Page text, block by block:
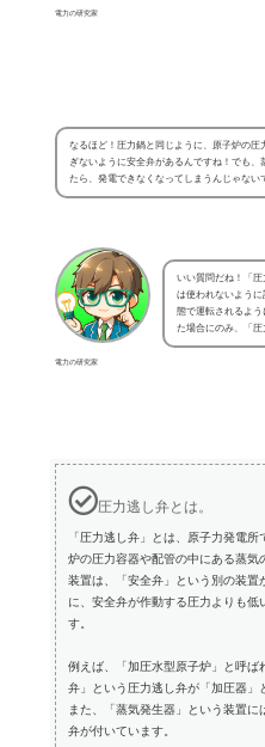
電力の研究家
なるほど！圧力鍋と同じように、原子炉の圧
ぎないように安全弁があるんですね！でも、
たら、発電できなくなってしまうんじゃない
電力の研究家
いい質問だね！「
は使われないよう
態で運転されるよ
た場合にのみ、「圧
圧力逃し弁とは。
「圧力逃し弁」とは、原子力発電
炉の圧力容器や配管の中にある蒸
装置は、「安全弁」という別の装置
に、安全弁が作動する圧力よりも低
す。
例えば、「加圧水型原子炉」と呼ば
弁」という圧力逃し弁が「加圧器」
また、「蒸気発生器」という装置に
弁が付いています。